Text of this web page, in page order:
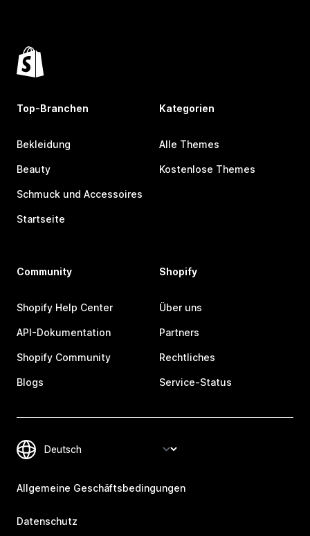
Top-Branchen
Bekleidung
Beauty
Schmuck und Accessoires
Startseite
Kategorien
Alle Themes
Kostenlose Themes
Community
Shopify Help Center
API-Dokumentation
Shopify Community
Blogs
Shopify
Über uns
Partners
Rechtliches
Service-Status
Allgemeine Geschäftsbedingungen
Datenschutz